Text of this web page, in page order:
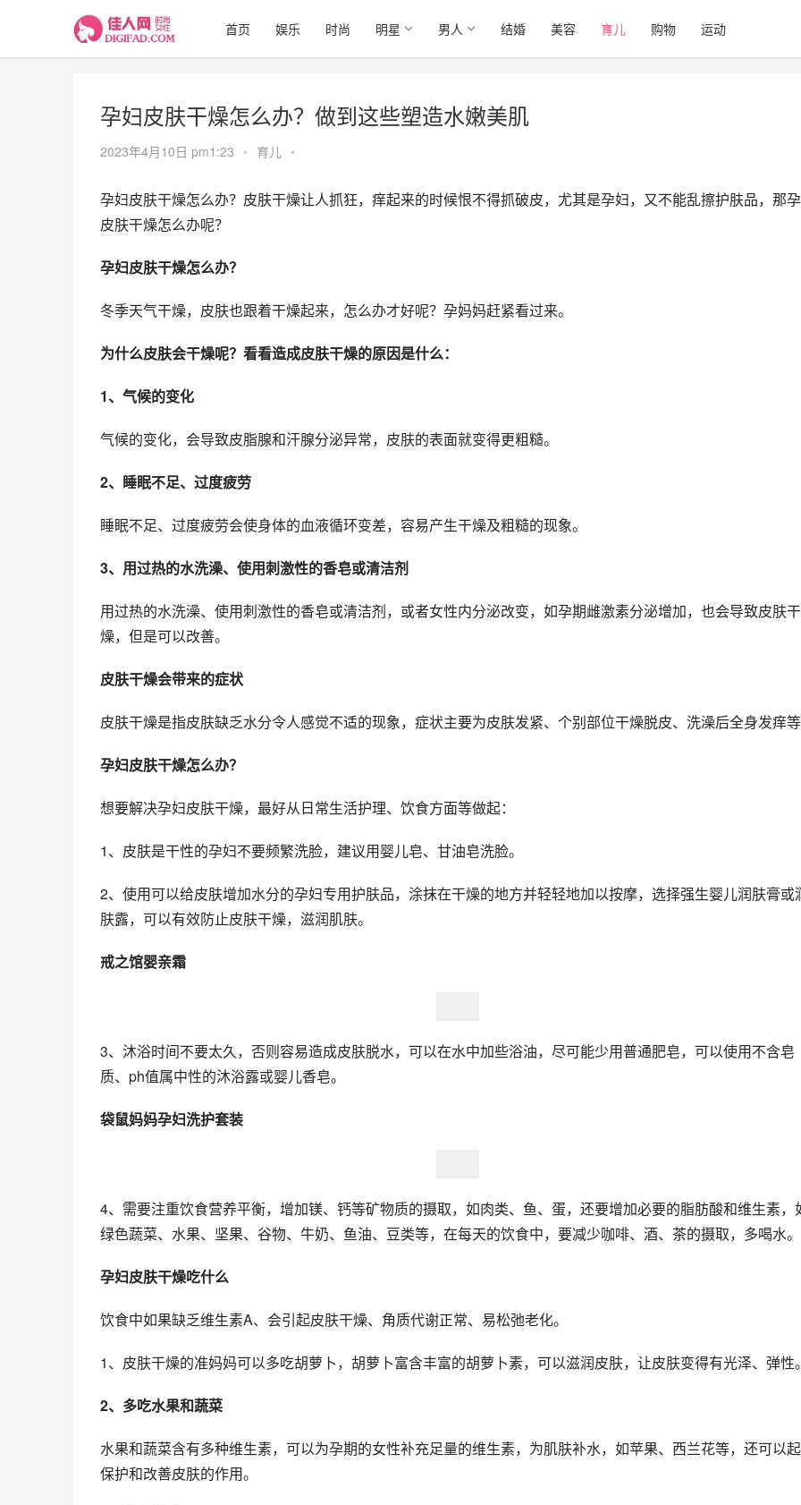
首页 娱乐 时尚 明星 男人 结婚 美容 育儿 购物 运动
孕妇皮肤干燥怎么办？做到这些塑造水嫩美肌
2023年4月10日 pm1:23 • 育儿 •
孕妇皮肤干燥怎么办？皮肤干燥让人抓狂，痒起来的时候恨不得抓破皮，尤其是孕妇，又不能乱擦护肤品，那
皮肤干燥怎么办呢？
孕妇皮肤干燥怎么办？
冬季天气干燥，皮肤也跟着干燥起来，怎么办才好呢？孕妈妈赶紧看过来。
为什么皮肤会干燥呢？看看造成皮肤干燥的原因是什么：
1、气候的变化
气候的变化，会导致皮脂腺和汗腺分泌异常，皮肤的表面就变得更粗糙。
2、睡眠不足、过度疲劳
睡眠不足、过度疲劳会使身体的血液循环变差，容易产生干燥及粗糙的现象。
3、用过热的水洗澡、使用刺激性的香皂或清洁剂
用过热的水洗澡、使用刺激性的香皂或清洁剂，或者女性内分泌改变，如孕期雌激素分泌增加，也会导致皮肤干
燥，但是可以改善。
皮肤干燥会带来的症状
皮肤干燥是指皮肤缺乏水分令人感觉不适的现象，症状主要为皮肤发紧、个别部位干燥脱皮、洗澡后全身发痒
孕妇皮肤干燥怎么办？
想要解决孕妇皮肤干燥，最好从日常生活护理、饮食方面等做起：
1、皮肤是干性的孕妇不要频繁洗脸，建议用婴儿皂、甘油皂洗脸。
2、使用可以给皮肤增加水分的孕妇专用护肤品，涂抹在干燥的地方并轻轻地加以按摩，选择强生婴儿润肤膏或
肤露，可以有效防止皮肤干燥，滋润肌肤。
戒之馆婴亲霜
3、沐浴时间不要太久，否则容易造成皮肤脱水，可以在水中加些浴油，尽可能少用普通肥皂，可以使用不含皂
质、ph值属中性的沐浴露或婴儿香皂。
袋鼠妈妈孕妇洗护套装
4、需要注重饮食营养平衡，增加镁、钙等矿物质的摄取，如肉类、鱼、蛋，还要增加必要的脂肪酸和维生素，
绿色蔬菜、水果、坚果、谷物、牛奶、鱼油、豆类等，在每天的饮食中，要减少咖啡、酒、茶的摄取，多喝水。
孕妇皮肤干燥吃什么
饮食中如果缺乏维生素A、会引起皮肤干燥、角质代谢正常、易松弛老化。
1、皮肤干燥的准妈妈可以多吃胡萝卜，胡萝卜富含丰富的胡萝卜素，可以滋润皮肤，让皮肤变得有光泽、弹性
2、多吃水果和蔬菜
水果和蔬菜含有多种维生素，可以为孕期的女性补充足量的维生素，为肌肤补水，如苹果、西兰花等，还可以
保护和改善皮肤的作用。